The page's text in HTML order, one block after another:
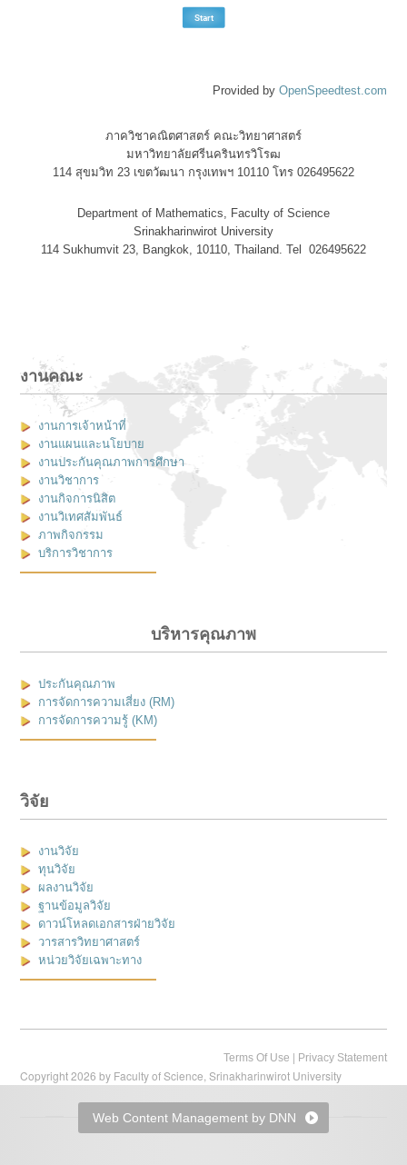
Provided by OpenSpeedtest.com
ภาควิชาคณิตศาสตร์ คณะวิทยาศาสตร์
มหาวิทยาลัยศรีนครินทรวิโรฒ
114 สุขมวิท 23 เขตวัฒนา กรุงเทพฯ 10110 โทร 026495622
Department of Mathematics, Faculty of Science
Srinakharinwirot University
114 Sukhumvit 23, Bangkok, 10110, Thailand. Tel 026495622
งานคณะ
งานการเจ้าหน้าที่
งานแผนและนโยบาย
งานประกันคุณภาพการศึกษา
งานวิชาการ
งานกิจการนิสิต
งานวิเทศสัมพันธ์
ภาพกิจกรรม
บริการวิชาการ
บริหารคุณภาพ
ประกันคุณภาพ
การจัดการความเสี่ยง (RM)
การจัดการความรู้ (KM)
วิจัย
งานวิจัย
ทุนวิจัย
ผลงานวิจัย
ฐานข้อมูลวิจัย
ดาวน์โหลดเอกสารฝ่ายวิจัย
วารสารวิทยาศาสตร์
หน่วยวิจัยเฉพาะทาง
Terms Of Use | Privacy Statement
Copyright 2026 by Faculty of Science, Srinakharinwirot University
Web Content Management by DNN